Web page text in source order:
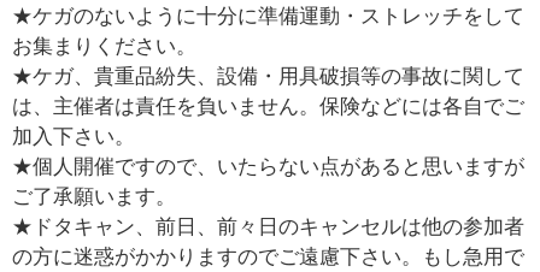
★ケガのないように十分に準備運動・ストレッチをして
お集まりください。
★ケガ、貴重品紛失、設備・用具破損等の事故に関して
は、主催者は責任を負いません。保険などには各自でご
加入下さい。
★個人開催ですので、いたらない点があると思いますが
ご了承願います。
★ドタキャン、前日、前々日のキャンセルは他の参加者
の方に迷惑がかかりますのでご遠慮下さい。もし急用で